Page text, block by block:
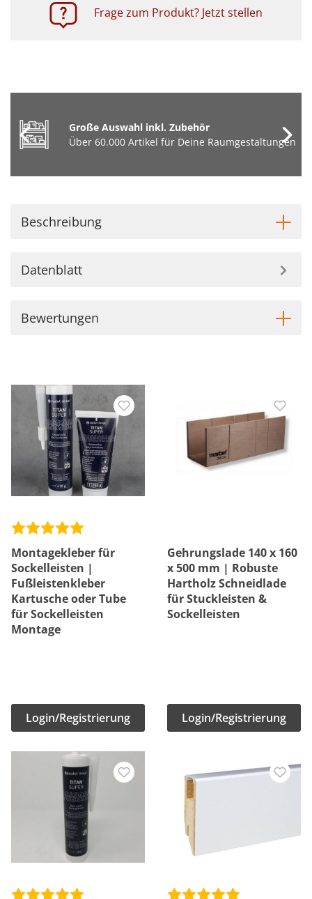
Frage zum Produkt? Jetzt stellen
Große Auswahl inkl. Zubehör
Über 60.000 Artikel für Deine Raumgestaltungen
Beschreibung
Datenblatt
Bewertungen
Montagekleber für
Sockelleisten |
Fußleistenkleber
Kartusche oder Tube
für Sockelleisten
Montage
Login/Registrierung
Gehrungslade 140 x 160
x 500 mm | Robuste
Hartholz Schneidlade
für Stuckleisten &
Sockelleisten
Login/Registrierung